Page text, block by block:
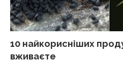
10 найкорисніших
вживаєте